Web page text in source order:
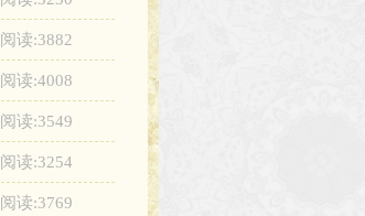
阅读:3882
阅读:4008
阅读:3549
阅读:3254
阅读:3769